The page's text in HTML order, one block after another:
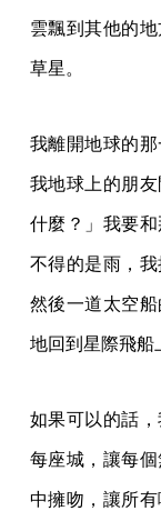
雲飄到其他的
草星。
我離開地球的
我地球上的朋
什麼？」我要
不得的是雨，我
然後一道太空
地回到星際飛船
如果可以的話
每座城，讓每
中擁吻，讓所